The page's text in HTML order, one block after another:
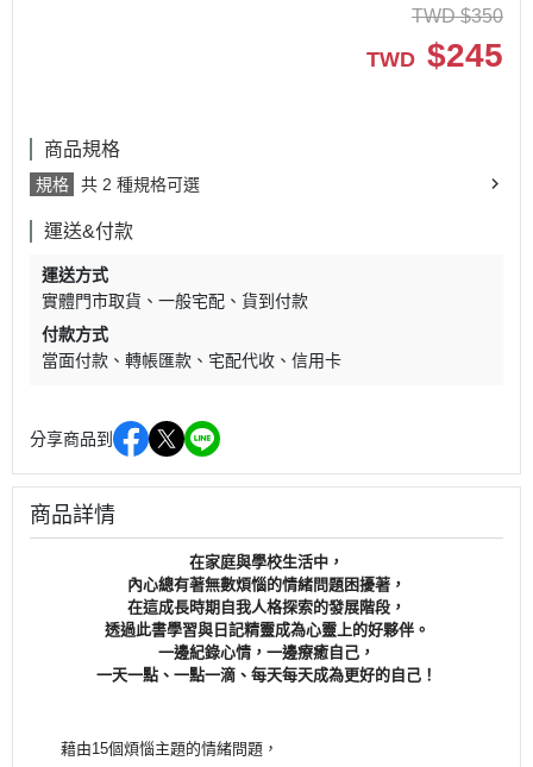
TWD $350
TWD $245
商品規格
規格 共 2 種規格可選
運送&付款
運送方式
實體門市取貨
一般宅配
貨到付款
付款方式
當面付款
轉帳匯款 宅配代收 信用卡
分享商品到
商品詳情
在家庭與學校生活中，
內心總有著無數煩惱的情緒問題困擾著，
在這成長時期自我人格探索的發展階段，
透過此書學習與日記精靈成為心靈上的好夥伴。
一邊紀錄心情，一邊療癒自己，
一天一點、一點一滴、每天每天成為更好的自己！
藉由15個煩惱主題的情緒問題，